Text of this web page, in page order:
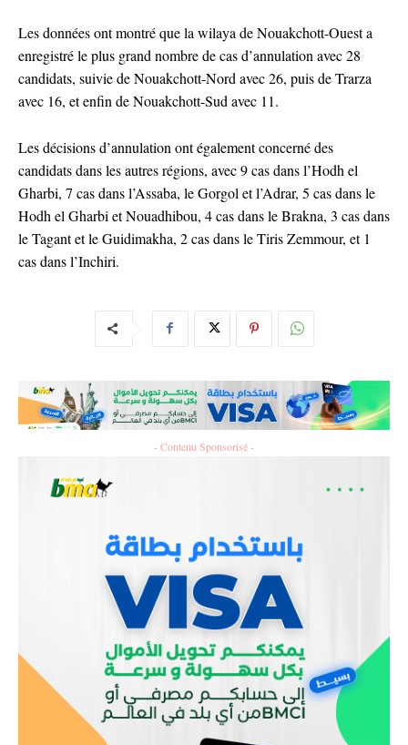
Les données ont montré que la wilaya de Nouakchott-Ouest a
enregistré le plus grand nombre de cas d’annulation avec 28
candidats, suivie de Nouakchott-Nord avec 26, puis de Trarza
avec 16, et enfin de Nouakchott-Sud avec 11.
Les décisions d’annulation ont également concerné des
candidats dans les autres régions, avec 9 cas dans l’Hodh el
Gharbi, 7 cas dans l’Assaba, le Gorgol et l’Adrar, 5 cas dans le
Hodh el Gharbi et Nouadhibou, 4 cas dans le Brakna, 3 cas dans
le Tagant et le Guidimakha, 2 cas dans le Tiris Zemmour, et 1
cas dans l’Inchiri.
- Contenu Sponsorisé -